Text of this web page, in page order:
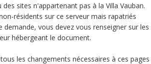
sites n'appartenant pas à la Villa Vauban.
résidents sur ce serveur mais rapatriés
vous devez vous renseigner sur les
hébergeant le document.
les changements nécessaires à ces pages